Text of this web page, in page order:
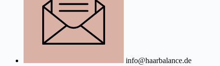
info@haarbalance.de